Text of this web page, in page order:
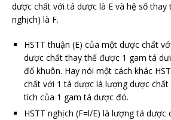
dược chất với tá dược là E và hệ số thay
nghịch) là F.
HSTT thuận (E) của một dược chất
dược chất thay thế được 1 gam tá
đổ khuôn. Hay nói một cách khác
chất với 1 tá dược là lượng dược
tích của 1 gam tá dược đó.
HSTT nghịch (F=l/E) là lượng tá